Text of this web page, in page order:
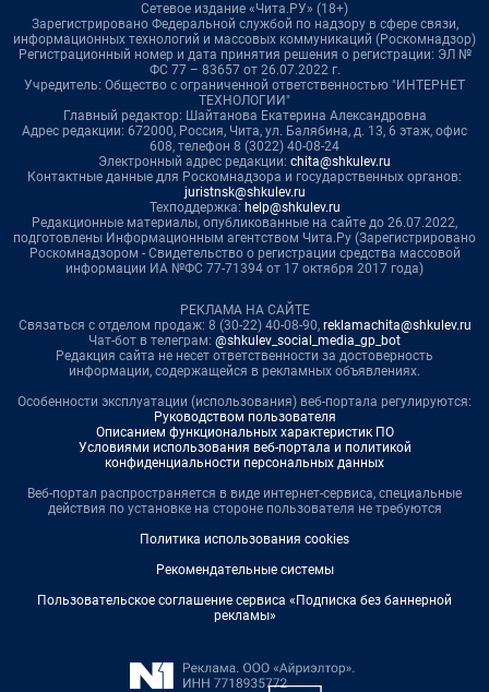
Сетевое издание «Чита.РУ» (18+)
Зарегистрировано Федеральной службой по надзору в сфере связи,
информационных технологий и массовых коммуникаций (Роскомнадзор)
Регистрационный номер и дата принятия решения о регистрации: ЭЛ №
ФС 77 – 83657 от 26.07.2022 г.
Учредитель: Общество с ограниченной ответственностью "ИНТЕРНЕТ
ТЕХНОЛОГИИ"
Главный редактор: Шайтанова Екатерина Александровна
Адрес редакции: 672000, Россия, Чита, ул. Балябина, д. 13, 6 этаж, офис
608, телефон 8 (3022) 40-08-24
Электронный адрес редакции: chita@shkulev.ru
Контактные данные для Роскомнадзора и государственных органов:
juristnsk@shkulev.ru
Техподдержка: help@shkulev.ru
Редакционные материалы, опубликованные на сайте до 26.07.2022,
подготовлены Информационным агентством Чита.Ру (Зарегистрировано
Роскомнадзором - Свидетельство о регистрации средства массовой
информации ИА №ФС 77-71394 от 17 октября 2017 года)
РЕКЛАМА НА САЙТЕ
Связаться с отделом продаж: 8 (30-22) 40-08-90, reklamachita@shkulev.ru
Чат-бот в телеграм: @shkulev_social_media_gp_bot
Редакция сайта не несет ответственности за достоверность
информации, содержащейся в рекламных объявлениях.
Особенности эксплуатации (использования) веб-портала регулируются:
Руководством пользователя
Описанием функциональных характеристик ПО
Условиями использования веб-портала и политикой
конфиденциальности персональных данных
Веб-портал распространяется в виде интернет-сервиса, специальные
действия по установке на стороне пользователя не требуются
Политика использования cookies
Рекомендательные системы
Пользовательское соглашение сервиса «Подписка без баннерной
рекламы»